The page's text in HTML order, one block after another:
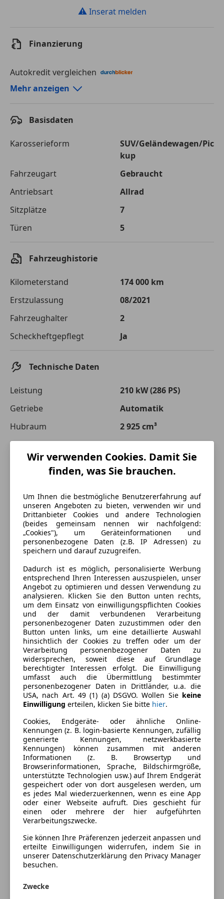
⚠ Inserat melden
Finanzierung
Autokredit vergleichen
Autokredit-Rechner von durchblicker.at
120 Monate
Kreditbetrag
€ 69 900,-
Gesamtbetrag
Einberechnete Gebühren
€ 0,-
Effektivzinsatz
Monatliche Rate € 820,63
Die tatsächlichen Konditionen sind abhängig von Ihrer Bonität sowie
von der von Ihnen gewählten Bank. Rückzahlungszeitraum 1-10
Jahre. Zinsspanne Sollzinssatz: 2,90% - 14,90%.
Mehr anzeigen
Basisdaten
Karosserieform
SUV/Geländewagen/Pic
kup
Fahrzeugart
Gebraucht
Antriebsart
Allrad
Sitzplätze
7
Türen
5
Fahrzeughistorie
Kilometerstand
174 000 km
Erstzulassung
08/2021
Fahrzeughalter
2
Scheckheftgepflegt
Ja
Technische Daten
Leistung
210 kW (286 PS)
Getriebe
Automatik
Hubraum
2 925 cm³
Gänge
9
Zylinder
6
Energieverbrauch
Kraftstoff Diesel
Ausstattung
Komfort
Armlehne
Beheizbares Lenkrad
Berganfahrassistent
Einparkhilfe
Einparkhilfe Rückfahrkamera
Einparkhilfe selbstlenkendes System
Einparkhilfe Sensoren hinten
Einparkhilfe Sensoren vorne
Elektrische Fensterheber
Elektrische Heckklappe
Elektrische Seitenspiegel
Elektrische Sitze
Mehr anzeigen
Farbe und Innenausstattung
Außenfarbe
Schwarz
Lackierung
Metallic
Farbe der
Innenausstattung
Innenausstattung Vollleder
Fahrzeugbeschreibung
Wir verwenden Cookies. Damit Sie
finden, was Sie brauchen.
Um Ihnen die bestmögliche Benutzererfahrung auf
unseren Angeboten zu bieten, verwenden wir und
Drittanbieter Cookies und andere Technologien
(beides gemeinsam nennen wir nachfolgend:
„Cookies"), um Geräteinformationen und
personenbezogene Daten (z.B. IP Adressen) zu
speichern und darauf zuzugreifen.
Dadurch ist es möglich, personalisierte Werbung
entsprechend Ihren Interessen auszuspielen, unser
Angebot zu optimieren und dessen Verwendung zu
analysieren. Klicken Sie den Button unten rechts,
um dem Einsatz von einwilligungspflichten Cookies
und der damit verbundenen Verarbeitung
personenbezogener Daten zuzustimmen oder den
Button unten links, um eine detaillierte Auswahl
hinsichtlich der Cookies zu treffen oder um der
Verarbeitung personenbezogener Daten zu
widersprechen, soweit diese auf Grundlage
berechtigter Interessen erfolgt. Die Einwilligung
umfasst auch die Übermittlung bestimmter
personenbezogener Daten in Drittländer, u.a. die
USA, nach Art. 49 (1) (a) DSGVO. Wollen Sie keine
Einwilligung erteilen, klicken Sie bitte hier.
Cookies, Endgeräte- oder ähnliche Online-
Kennungen (z. B. login-basierte Kennungen, zufällig
generierte Kennungen, netzwerkbasierte
Kennungen) können zusammen mit anderen
Informationen (z. B. Browsertyp und
Browserinformationen, Sprache, Bildschirmgröße,
unterstützte Technologien usw.) auf Ihrem Endgerät
gespeichert oder von dort ausgelesen werden, um
es jedes Mal wiederzuerkennen, wenn es eine App
oder einer Webseite aufruft. Dies geschieht für
einen oder mehrere der hier aufgeführten
Verarbeitungszwecke.
Sie können Ihre Präferenzen jederzeit anpassen und
erteilte Einwilligungen widerrufen, indem Sie in
unserer Datenschutzerklärung den Privacy Manager
besuchen.
Zwecke